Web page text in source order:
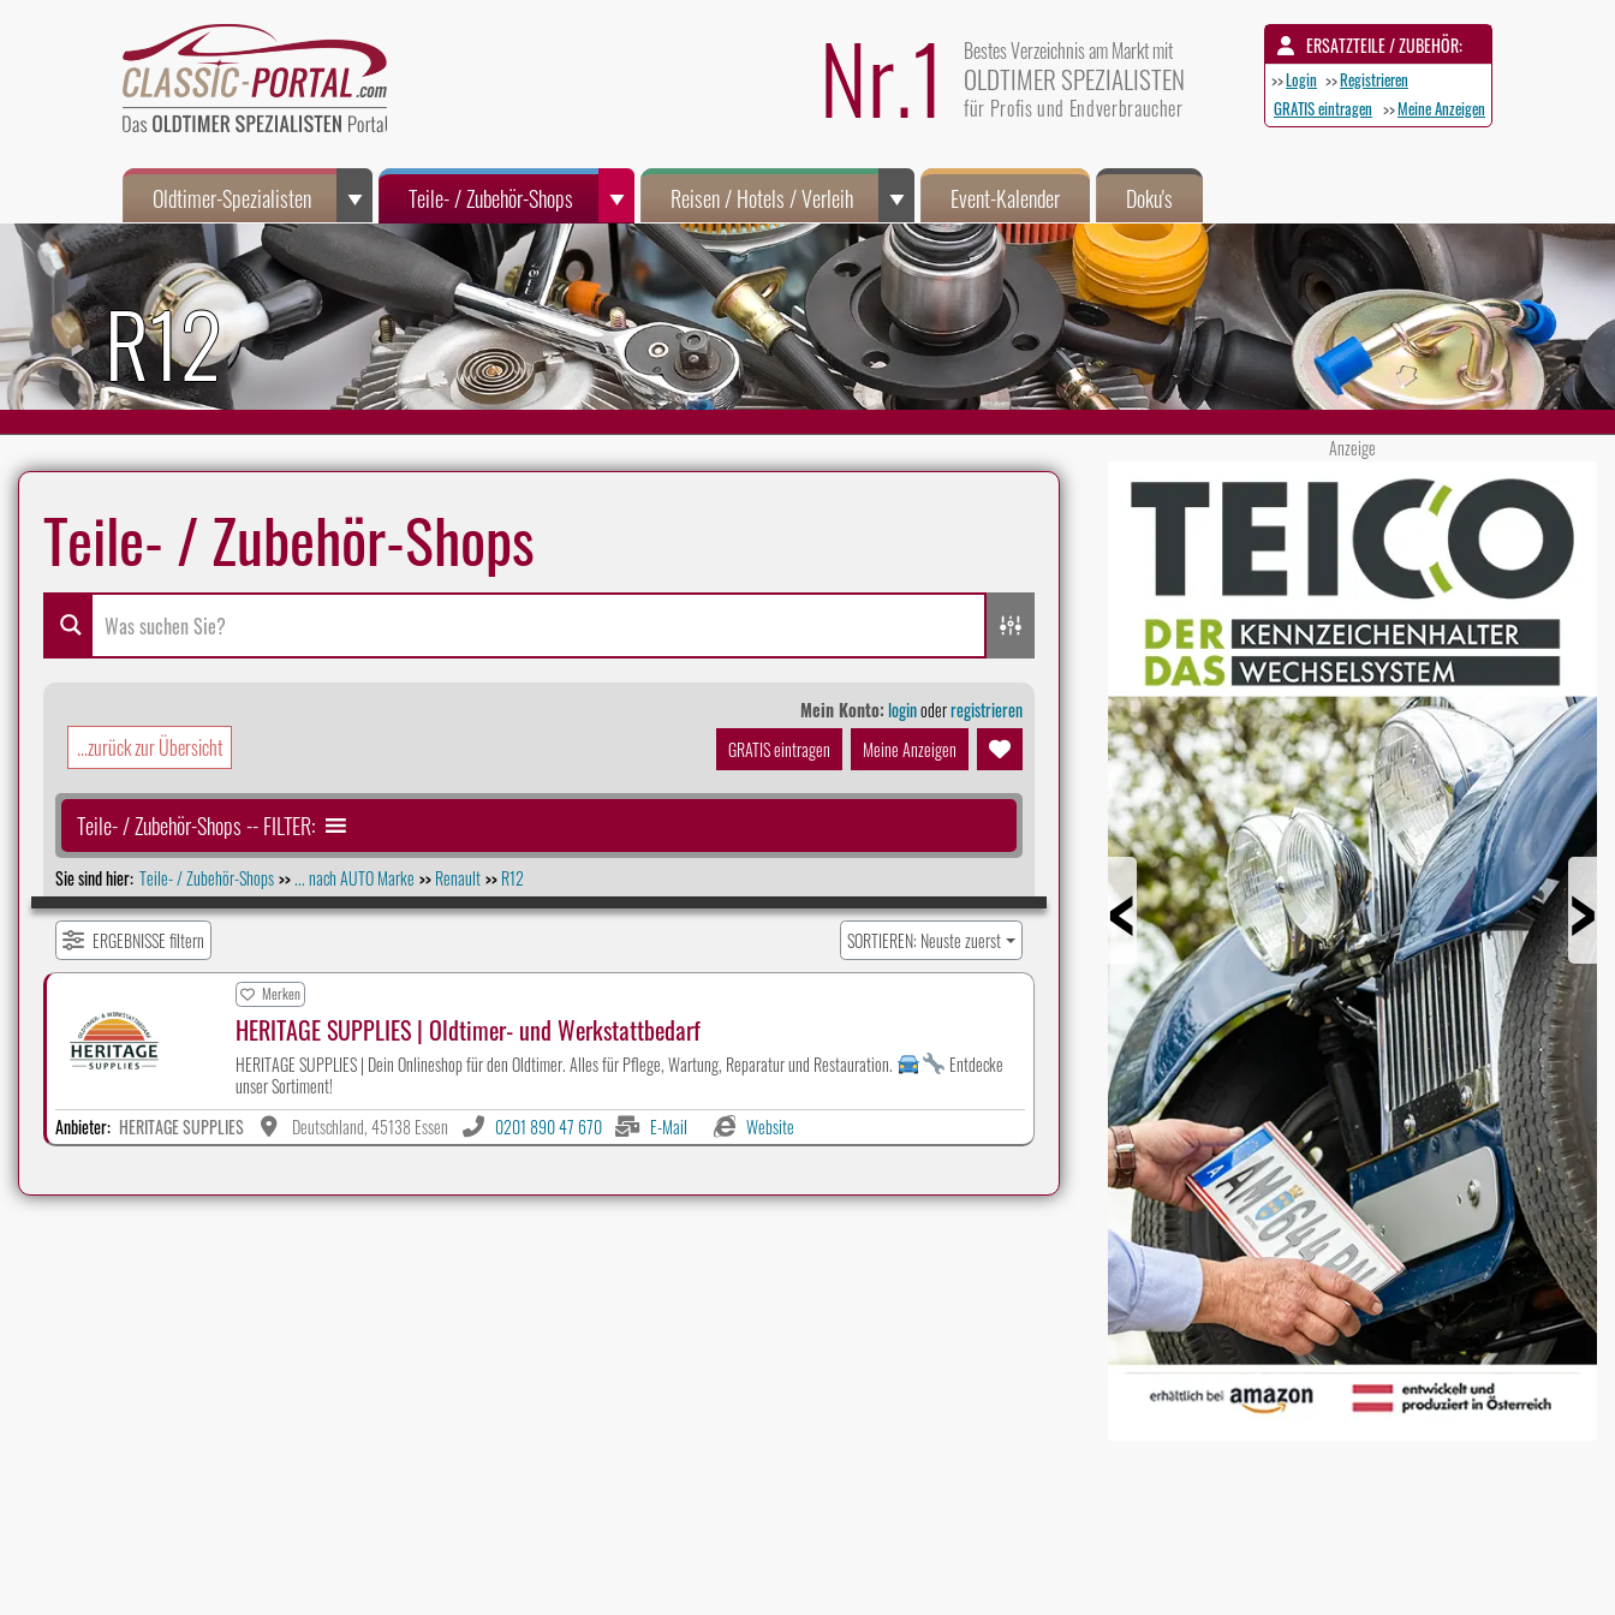
ERSATZTEILE / ZUBEHÖR:
>>Login >>Registrieren
GRATIS eintragen >>Meine Anzeigen
Nr.1 Bestes Verzeichnis am Markt mit
OLDTIMER SPEZIALISTEN
für Profis und Endverbraucher
Oldtimer-Spezialisten Teile- / Zubehör-Shops Reisen / Hotels / Verleih Event-Kalender Doku's
R12
Teile- / Zubehör-Shops
...zurück zur Übersicht
Mein Konto: loginoderregistrieren
GRATIS eintragen
Meine Anzeigen
Teile- / Zubehör-Shops -- FILTER:
Sie sind hier: Teile- / Zubehör-Shops >>... nach AUTO Marke >> Renault >> R12
ERGEBNISSE filtern SORTIEREN: Neuste zuerst
Merken
HERITAGE SUPPLIES | Oldtimer- und Werkstattbedarf
HERITAGE SUPPLIES | Dein Onlineshop für den Oldtimer. Alles für Pflege, Wartung, Reparatur und Restauration.
Entdecke
unser Sortiment!
Anbieter: HERITAGE SUPPLIES Deutschland, 45138 Essen 0201 890 47 670 E-Mail Website
Anzeige
Next
Prev